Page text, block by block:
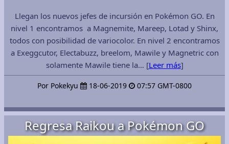
Llegan los nuevos jefes de incursión en Pokémon GO. En
nivel 1 encontramos a Magnemite, Mareep, Lotad y Shinx,
todos con posibilidad de variocolor. En nivel 2 encontramos
a Exeggcutor, Electabuzz, breelom, Mawile y Magnetric con
solamente Mawile tiene la… [Leer más]
Por Pokekyu 18-06-2019 07:57 GMT-0800
Regresa Raikou a Pokémon GO